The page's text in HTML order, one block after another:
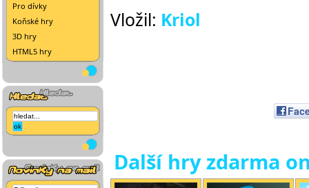
Pro dívky
Koňské hry
3D hry
HTML5 hry
Vložil: Kriol
Další hry zdarma